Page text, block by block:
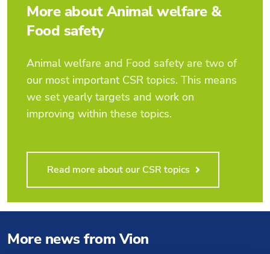
More about Animal welfare &
Food safety
Animal welfare and Food safety are two of
our most important CSR topics. This means
we set yearly targets and work on
improving within these topics.
Read more about our CSR topics
More news from Vion